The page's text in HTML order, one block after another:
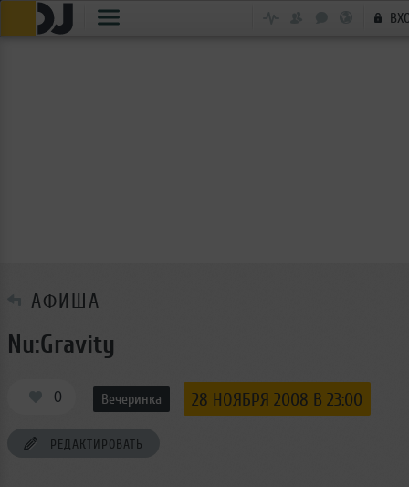
АФИША
Nu:Gravity
0 Вечеринка 28 НОЯБРЯ 2008 В 23:00
РЕДАКТИРОВАТЬ